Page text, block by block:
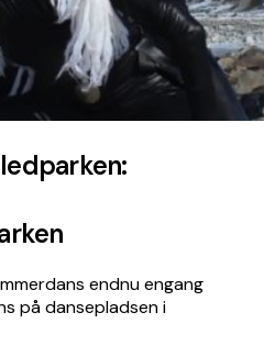
endnu engang
på dansepladsen i